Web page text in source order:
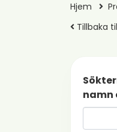
Hjem
Tillbaka
namn